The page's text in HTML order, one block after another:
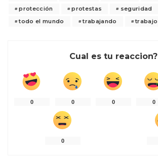
protección
protestas
seguridad
todo el mundo
trabajando trabajo
Cual es tu reaccion?
0 0 0 0
0